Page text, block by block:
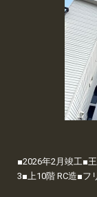
■2026年2月竣工■
3■上10階 RC造■フ